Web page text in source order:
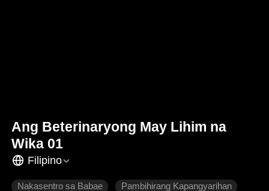
Ang Beterinaryong May Lihim na
Wika 01
Filipino
Nakasentro sa Babae Pambihirang Kapangyarihan